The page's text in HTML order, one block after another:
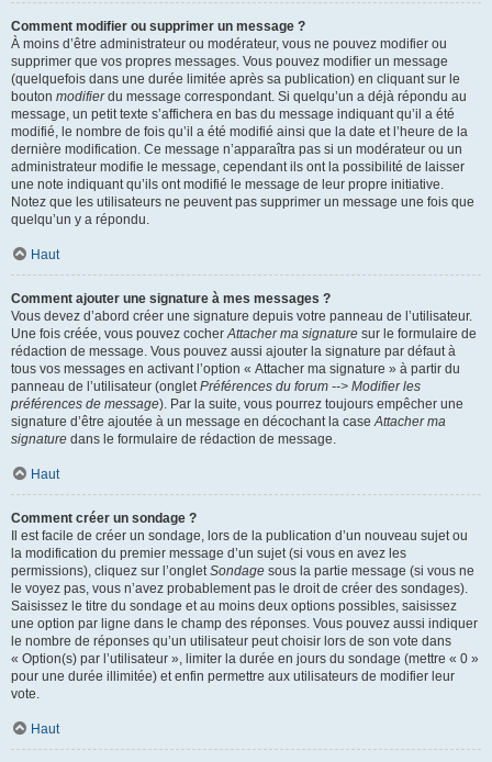
Comment modifier ou supprimer un message ?
À moins d’être administrateur ou modérateur, vous ne pouvez modifier ou
supprimer que vos propres messages. Vous pouvez modifier un message
(quelquefois dans une durée limitée après sa publication) en cliquant sur le
bouton modifierdu message correspondant. Si quelqu’un a déjà répondu au
message, un petit texte s’affichera en bas du message indiquant qu’il a été
modifié, le nombre de fois qu’il a été modifié ainsi que la date et l’heure de la
dernière modification. Ce message n’apparaîtra pas si un modérateur ou un
administrateur modifie le message, cependant ils ont la possibilité de laisser
une note indiquant qu’ils ont modifié le message de leur propre initiative.
Notez que les utilisateurs ne peuvent pas supprimer un message une fois que
quelqu’un y a répondu.
Haut
Comment ajouter une signature à mes messages ?
Vous devez d’abord créer une signature depuis votre panneau de l’utilisateur.
Une fois créée, vous pouvez cocherAttacher ma signature sur le formulaire de
rédaction de message. Vous pouvez aussi ajouter la signature par défaut à
tous vos messages en activant l’option « Attacher ma signature » à partir du
panneau de l’utilisateur (ongletPréférences du forum --> Modifier les
préférences de message). Par la suite, vous pourrez toujours empêcher une
signature d’être ajoutée à un message en décochant la caseAttacher ma
signature dans le formulaire de rédaction de message.
Haut
Comment créer un sondage ?
Il est facile de créer un sondage, lors de la publication d’un nouveau sujet ou
la modification du premier message d’un sujet (si vous en avez les
permissions), cliquez sur l’ongletSondage sous la partie message (si vous ne
le voyez pas, vous n’avez probablement pas le droit de créer des sondages).
Saisissez le titre du sondage et au moins deux options possibles, saisissez
une option par ligne dans le champ des réponses. Vous pouvez aussi indiquer
le nombre de réponses qu’un utilisateur peut choisir lors de son vote dans
« Option(s) par l’utilisateur », limiter la durée en jours du sondage (mettre « 0 »
pour une durée illimitée) et enfin permettre aux utilisateurs de modifier leur
vote.
Haut